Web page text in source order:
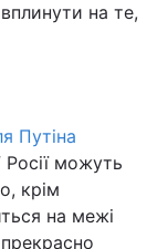
на те,
Путіна
Росії можуть
крім
на межі
прекрасно